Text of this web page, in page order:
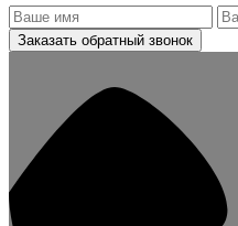
Заказать обратный звонок